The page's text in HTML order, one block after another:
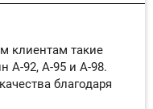
клиентам такие
А-92, А-95 и А-98.
благодаря